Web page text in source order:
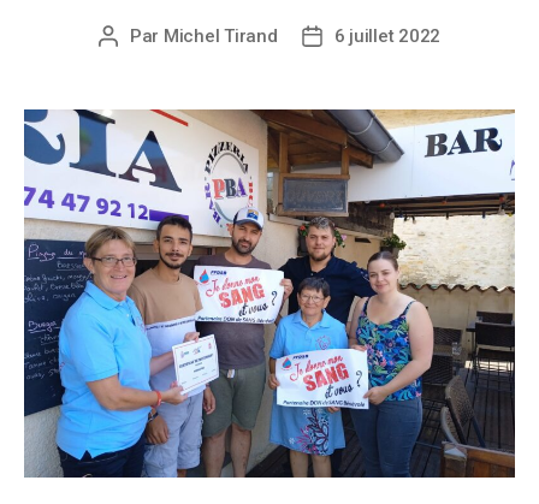
Par Michel Tirand 6 juillet 2022